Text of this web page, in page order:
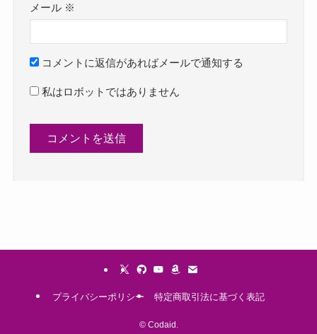
メール ※
コメントに返信があればメールで通知する
私はロボットではありません
プライバシーポリシー 特定商取引法に基づく表記
©Codaid.